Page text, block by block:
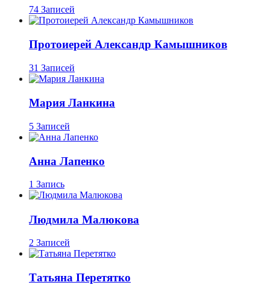
74 Записей
Протоиерей Александр Камышников
31 Записей
Мария Ланкина
5 Записей
Анна Лапенко
1 Запись
Людмила Малюкова
2 Записей
Татьяна Перетятко